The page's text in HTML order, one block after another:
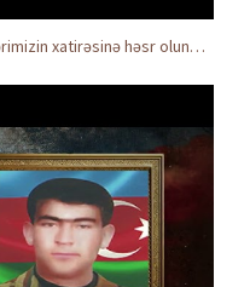
AVMVİB Naxçıvan MR təşkilatı şəhidlərimizin xatirəsinə həsr olunmuş tədbir keçirdi